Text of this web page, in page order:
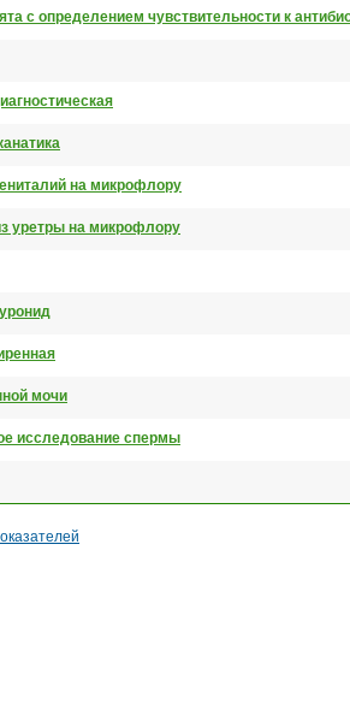
с определением чувствительности к
на микрофлору
уретры на микрофлору
мочи
исследование спермы